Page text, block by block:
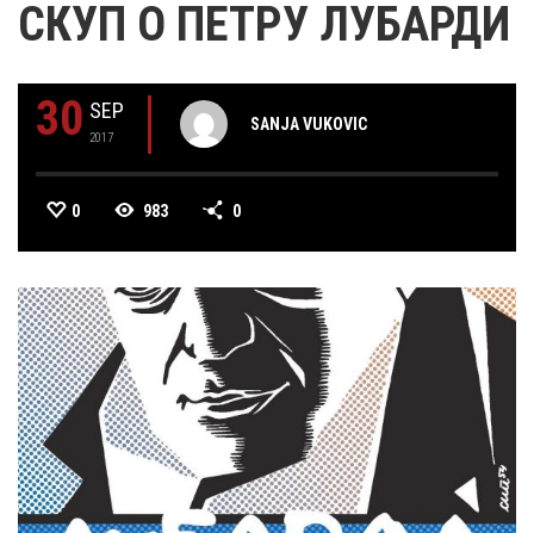
СКУП О ПЕТРУ ЛУБАРДИ
30 SEP
2017
SANJA VUKOVIC
0 983 0